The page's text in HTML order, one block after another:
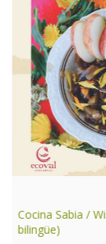
Cocina Sabia /
bilingüe)